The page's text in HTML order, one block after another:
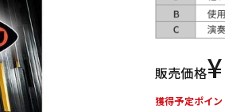
DTM オンラ
イン納品
レコー
グ機器
販売価格¥
獲得予定ポイン